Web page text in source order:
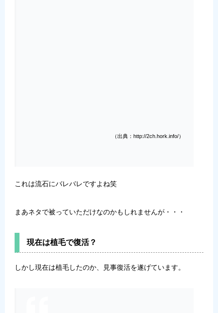
（出典：http://2ch.hork.info/）
これは流石にバレバレですよね笑
まあネタで被っていただけなのかもしれませんが・・・
現在は植毛で復活？
しかし現在は植毛したのか、見事復活を遂げています。